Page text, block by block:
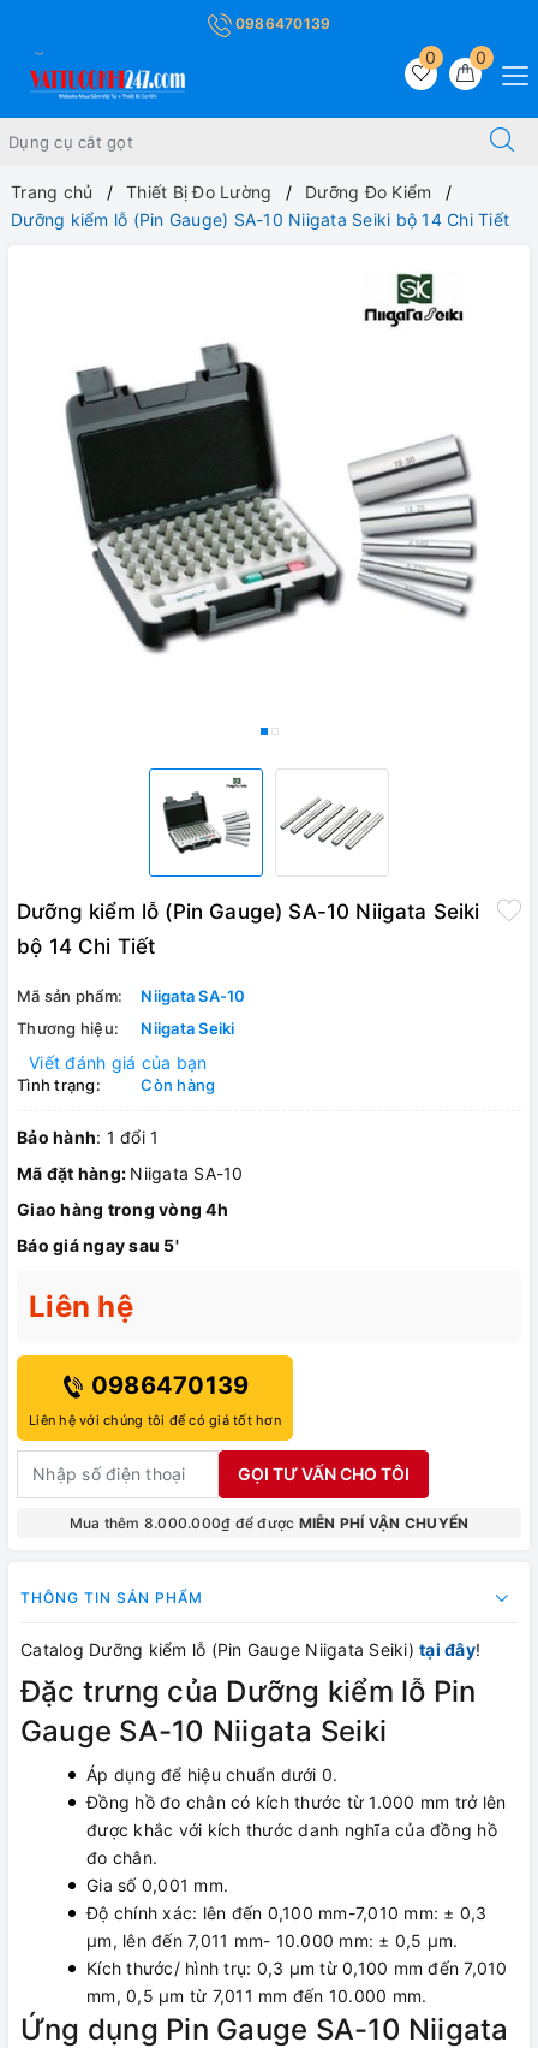
0986470139
0
0
Trang chủ Thiết Bị Đo Lường
Dưỡng Đo Kiểm
Dưỡng kiểm lỗ (Pin Gauge) SA-10 Niigata Seiki bộ 14 Chi Tiết
Dưỡng kiểm lỗ (Pin Gauge) SA-10 Niigata Seiki
bộ 14 Chi Tiết
Mã sản phẩm:
Niigata SA-10
Thương hiệu:
Niigata Seiki
Viết đánh giá của bạn
Tình trạng: Còn hàng
Bảo hành: 1 đổi 1
Mã đặt hàng: Niigata SA-10
Giao hàng trong vòng 4h
Báo giá ngay sau 5'
Liên hệ
0986470139
Liên hệ với chúng tôi để có giá tốt hơn
GỌI TƯ VẤN CHO TÔI
Mua thêm 8.000.000₫ để được MIỄN PHÍ VẬN CHUYỂN
THÔNG TIN SẢN PHẨM
Catalog Dưỡng kiểm lỗ (Pin Gauge Niigata Seiki) tại đây!
Đặc trưng của Dưỡng kiểm lỗ Pin
Gauge SA-10 Niigata Seiki
Áp dụng để hiệu chuẩn dưới 0.
Đồng hồ đo chân có kích thước từ 1.000 mm trở lên
được khắc với kích thước danh nghĩa của đồng hồ
đo chân.
Gia số 0,001 mm.
Độ chính xác: lên đến 0,100 mm-7,010 mm: ± 0,3
µm, lên đến 7,011 mm- 10.000 mm: ± 0,5 µm.
Kích thước/ hình trụ: 0,3 μm từ 0,100 mm đến 7,010
mm, 0,5 μm từ 7,011 mm đến 10.000 mm.
Ứng dụng Pin Gauge SA-10 Niigata